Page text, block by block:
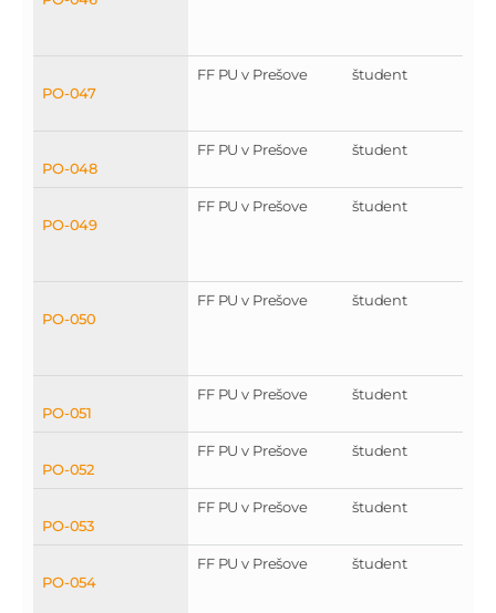
PO-047
FF PU v Prešove študent
PO-048
FF PU v Prešove študent
PO-049
FF PU v Prešove študent
PO-050
FF PU v Prešove študent
PO-051
FF PU v Prešove študent
PO-052
FF PU v Prešove študent
PO-053
FF PU v Prešove študent
PO-054
FF PU v Prešove študent